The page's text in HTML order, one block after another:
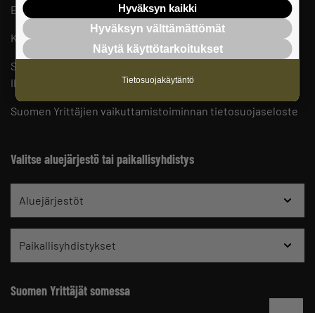
Evästeasetukset
Keskusjärjestön yhteystiedot ja henkilöstö
Suomen Yrittäjien sisäinen ilmoituskanava
Ilmoituskanavan ohjeet ja tietosuoja
Suomen Yrittäjien vaikuttamistoiminnan tietosuojaseloste
Valitse aluejärjestö tai paikallisyhdistys
Aluejärjestöt
Paikallisyhdistykset
Suomen Yrittäjät somessa
Hyväksyn kaikki
Hyväksyn välttämättömät
Näytä käyttötarkoitukset
Tietosuojakäytäntö